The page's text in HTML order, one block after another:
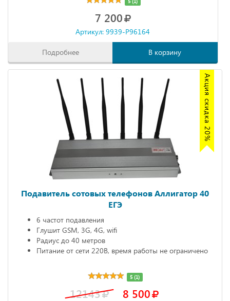
7 200
Артикул: 9939-P96164
Подробнее В корзину
Акция скидка 20%
Подавитель сотовых телефонов Аллигатор 40
ЕГЭ
6 частот подавления
Глушит GSM, 3G, 4G, wifi
Радиус до 40 метров
Питание от сети 220В, время работы не ограничено
5 (1)
12143 8 500